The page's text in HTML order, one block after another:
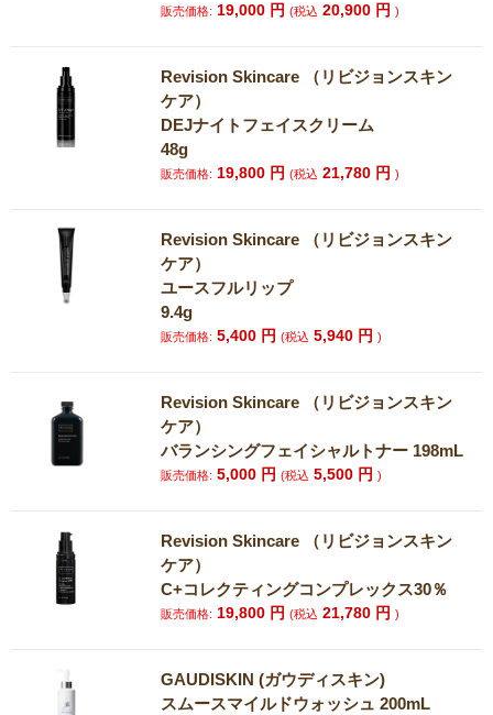
販売価格: 19,000 円(税込 20,900 円)
Revision Skincare （リビジョンスキン
ケア）
DEJナイトフェイスクリーム
48g
販売価格: 19,800 円(税込 21,780 円)
Revision Skincare （リビジョンスキン
ケア）
ユースフルリップ
9.4g
販売価格: 5,400 円(税込 5,940 円)
Revision Skincare （リビジョンスキン
ケア）
バランシングフェイシャルトナー 198mL
販売価格: 5,000 円(税込 5,500 円)
Revision Skincare （リビジョンスキン
ケア）
C+コレクティングコンプレックス30％
販売価格: 19,800 円(税込 21,780 円)
GAUDISKIN (ガウディスキン)
スムースマイルドウォッシュ 200mL